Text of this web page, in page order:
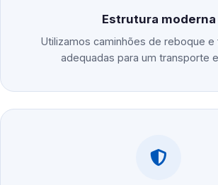
Estrutura moderna
Utilizamos caminhões de reboque e
adequadas para um transporte